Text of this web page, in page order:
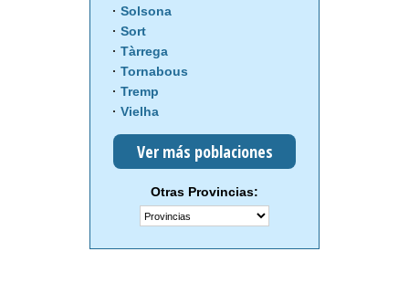
Solsona
Sort
Tàrrega
Tornabous
Tremp
Vielha
Ver más poblaciones
Otras Provincias: